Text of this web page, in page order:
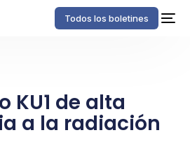
Todos los boletines
KU1 de alta
a la radiación